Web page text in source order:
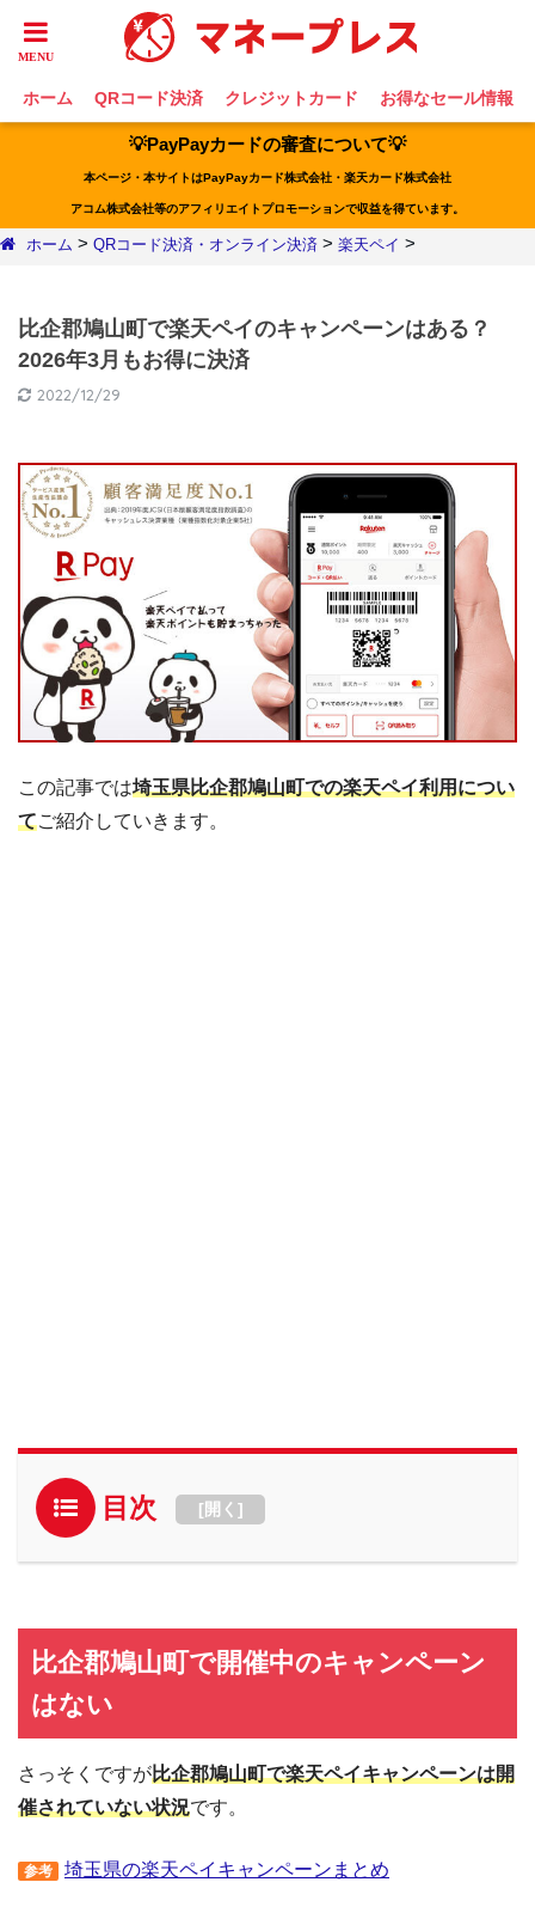
ホーム QRコード決済 クレジットカード お得なセール情報
💡PayPayカードの審査について💡
本ページ・本サイトはPayPayカード株式会社・楽天カード株式会社
アコム株式会社等のアフィリエイトプロモーションで収益を得ています。
ホーム > QRコード決済・オンライン決済 > 楽天ペイ >
比企郡鳩山町で楽天ペイのキャンペーンはある？
2026年3月もお得に決済
2022/12/29
この記事では埼玉県比企郡鳩山町での楽天ペイ利用につい
てご紹介していきます。
目次 [開く ]
比企郡鳩山町で開催中のキャンペーン
はない
さっそくですが比企郡鳩山町で楽天ペイキャンペーンは開
催されていない状況です。
参考 埼玉県の楽天ペイキャンペーンまとめ